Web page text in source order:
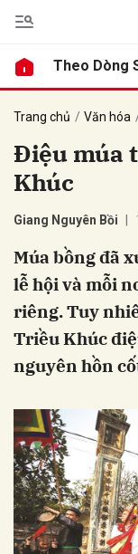
Theo Dòng
Trang chủ Văn hóa
Điệu múa
Khúc
Giang Nguyên Bồi
Múa bồng đã
lễ hội và mỗi
riêng. Tuy
Triều Khúc
nguyên hồn
luận